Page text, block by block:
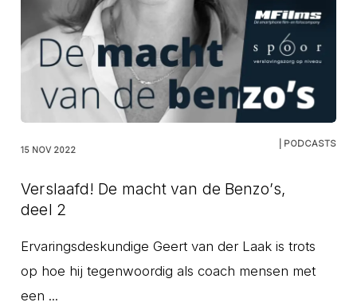
15 NOV 2022
| PODCASTS
Verslaafd! De macht van de Benzo’s,
deel 2
Ervaringsdeskundige Geert van der Laak is trots
op hoe hij tegenwoordig als coach mensen met
een ...